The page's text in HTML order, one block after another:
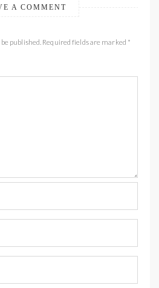
A COMMENT
published. Required fields are marked *